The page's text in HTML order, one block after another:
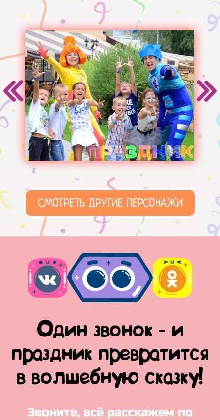
СМОТРЕТЬ ДРУГИЕ ПЕРСОНАЖИ
Один звонок - и
праздник превратится
в волшебную сказку!
Звоните, всё расскажем по